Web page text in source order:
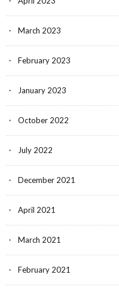
March 2023
February 2023
January 2023
October 2022
July 2022
December 2021
April 2021
March 2021
February 2021